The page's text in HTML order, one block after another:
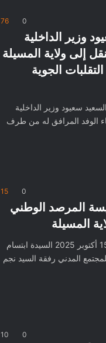
0
76
وزير الداخلية
إلى ولاية المسيلة
الجوية
سعيود وزير الداخلية
الوفد المرافق له من طرف
0
15
المرصد الوطني
المسيلة
المسيلة/ أشرفت اليوم الأربعاء 15 أكتوبر 2025 السيدة ابتسام
المدني رفقة السيد نجم
0
10